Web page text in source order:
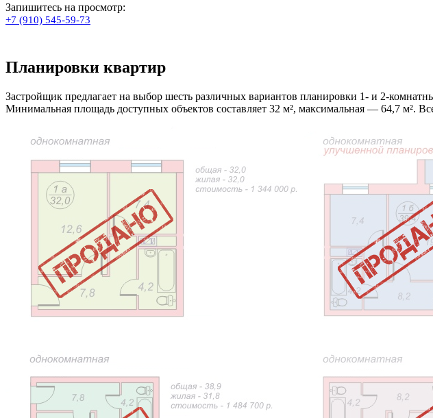
Запишитесь на просмотр:
+7 (910) 545-59-73
Планировки квартир
Застройщик предлагает на выбор шесть различных вариантов планировки 1- и 2-
Минимальная площадь доступных объектов составляет 32 м², максимальная — 64,7 м².